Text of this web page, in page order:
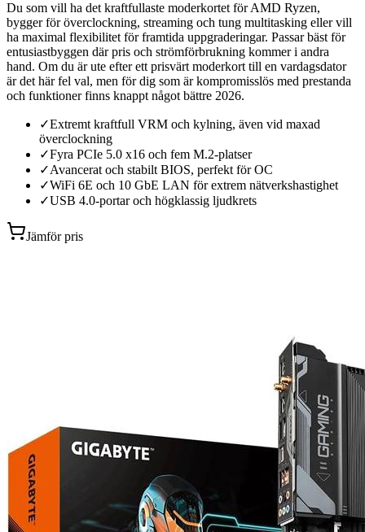
Du som vill ha det kraftfullaste moderkortet för AMD Ryzen,
bygger för överclockning, streaming och tung multitasking eller vill
ha maximal flexibilitet för framtida uppgraderingar. Passar bäst för
entusiastbyggen där pris och strömförbrukning kommer i andra
hand. Om du är ute efter ett prisvärt moderkort till en vardagsdator
är det här fel val, men för dig som är kompromisslös med prestanda
och funktioner finns knappt något bättre 2026.
✓Extremt kraftfull VRM och kylning, även vid maxad
överclockning
✓Fyra PCIe 5.0 x16 och fem M.2-platser
✓Avancerat och stabilt BIOS, perfekt för OC
✓WiFi 6E och 10 GbE LAN för extrem nätverkshastighet
✓USB 4.0-portar och högklassig ljudkrets
Jämför pris